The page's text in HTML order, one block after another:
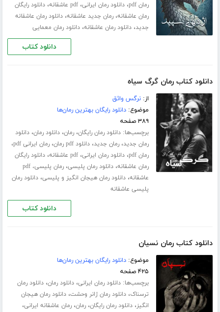
رمان pdf ،دانلود رمان ایرانی،pdf عاشقانه ،دانلود رایگان
رمان عاشقانه،رمان جدید عاشقانه،دانلود رمان عاشقانه
جدید،دانلود رمان عاشقانه،دانلود رمان معمایی
دانلود کتاب
دانلود کتاب رمان گرگ سیاه
از:نرگس واثق
موضوع:دانلود رایگان بهترین رمان‌ها
۳۸۹ صفحه
برچسب‌ها:دانلود رمان رایگان،رمان،دانلود رمان،دانلود
رمان جدید،رمان جدید،دانلود pdf رمان ،رمان ایرانی pdf ،
رمان pdf ،دانلود رمان ایرانی،pdf عاشقانه ،دانلود رایگان
رمان عاشقانه،دانلود رمان پلیسی،
رمان پلیسی، pdf
عاشقانه،دانلود رمان هیجان انگیز و پلیسی،دانلود رمان
پلیسی عاشقانه
دانلود کتاب
دانلود کتاب رمان نسیان
موضوع:دانلود رایگان بهترین رمان‌ها
۴۲۵ صفحه
برچسب‌ها:دانلود رمان ایرانی،دانلود رمان،دانلود رمان
ترسناک،دانلود رمان ژانر وحشت،دانلود رمان هیجان
انگیز،دانلود رمان رایگان،رمان،رمان عاشقانه ایرانی،